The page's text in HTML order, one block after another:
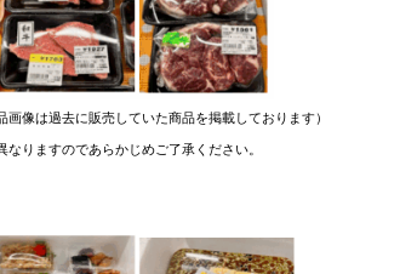
像は過去に販売していた商品を掲載しております）
りますのであらかじめご了承ください。